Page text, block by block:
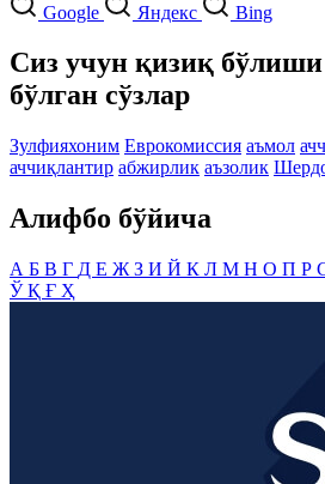
Google Яндекс Bing
Сиз учун қизиқ
бўлган сўзлар
Зулфияхоним Еврокомиссия аъмол
аччиқлантир абжирлик аъзолик
Алифбо бўйича
А Б В Г Д Е Ж З И Й К Л М Н О П Р
ЎҚ Ғ Ҳ